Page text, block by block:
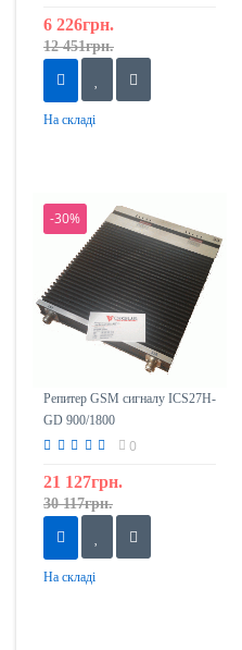
6 226грн.
12 451грн.
На складі
-30%
Репитер GSM сигналу ICS27H-
GD 900/1800
0
21 127грн.
30 117грн.
На складі